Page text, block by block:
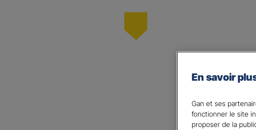
En savoir
Gan et ses
fonctionner le site
proposer de la